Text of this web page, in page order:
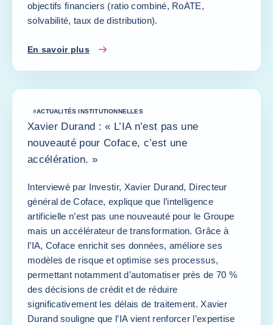
objectifs financiers (ratio combiné, RoATE,
solvabilité, taux de distribution).
En savoir plus
#ACTUALITÉS INSTITUTIONNELLES
Xavier Durand : « L’IA n’est pas une
nouveauté pour Coface, c’est une
accélération. »
Interviewé par Investir, Xavier Durand, Directeur
général de Coface, explique que l’intelligence
artificielle n’est pas une nouveauté pour le Groupe
mais un accélérateur de transformation. Grâce à
l’IA, Coface enrichit ses données, améliore ses
modèles de risque et optimise ses processus,
permettant notamment d’automatiser près de 70 %
des décisions de crédit et de réduire
significativement les délais de traitement. Xavier
Durand souligne que l’IA vient renforcer l’expertise